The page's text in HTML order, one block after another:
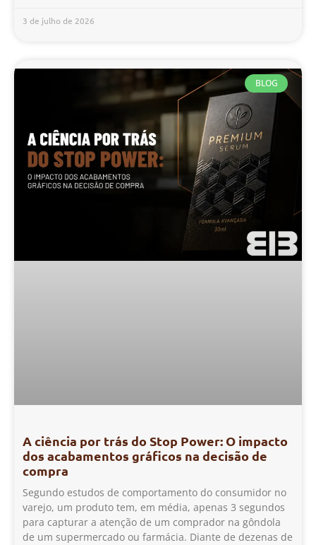
3 de julho de 2026
BLOG
A ciência por trás do Stop Power: O impacto
dos acabamentos gráficos na decisão de
compra
Segundo estudos de comportamento do consumidor no
varejo, um produto tem, em média, apenas 3 segundos
para capturar a atenção de um comprador na gôndola
de um supermercado ou farmácia. Diante de dezenas de